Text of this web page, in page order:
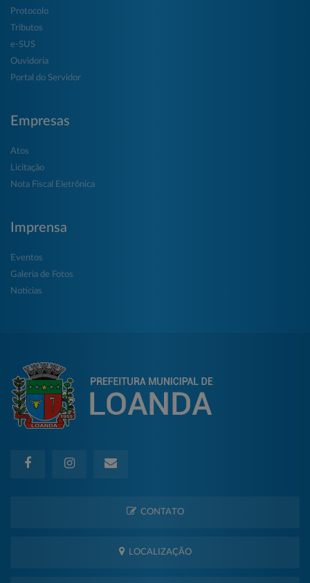
Protocolo
Tributos
e-SUS
Ouvidoria
Portal do Servidor
Empresas
Atos
Licitação
Nota Fiscal Eletrônica
Imprensa
Eventos
Galeria de Fotos
Notícias
CONTATO
LOCALIZAÇÃO